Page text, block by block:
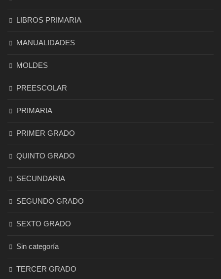
LIBROS PRIMARIA
MANUALIDADES
MOLDES
PREESCOLAR
PRIMARIA
PRIMER GRADO
QUINTO GRADO
SECUNDARIA
SEGUNDO GRADO
SEXTO GRADO
Sin categoría
TERCER GRADO